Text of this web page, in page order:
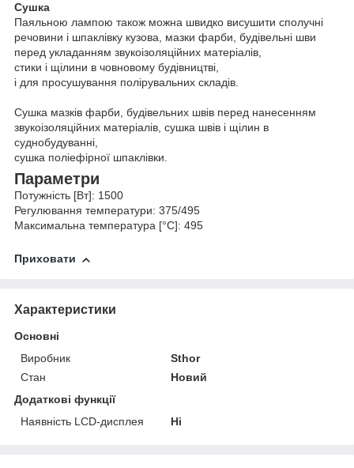
Сушка
Паяльною лампою також можна швидко висушити сполучні
речовини і шпаклівку кузова, мазки фарби, будівельні шви
перед укладанням звукоізоляційних матеріалів,
стики і щілини в човновому будівництві,
і для просушування полірувальних складів.
Сушка мазків фарби, будівельних швів перед нанесенням
звукоізоляційних матеріалів, сушка швів і щілин в
суднобудуванні,
сушка поліефірної шпаклівки.
Параметри
Потужність [Вт]: 1500
Регулювання температури: 375/495
Максимальна температура [°C]: 495
Приховати
Характеристики
Основні
Виробник
Sthor
Стан
Новий
Додаткові функції
Наявність LCD-дисплея
Ні